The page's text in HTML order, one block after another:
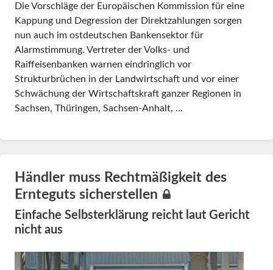
Die Vorschläge der Europäischen Kommission für eine
Kappung und Degression der Direktzahlungen sorgen
nun auch im ostdeutschen Bankensektor für
Alarmstimmung. Vertreter der Volks- und
Raiffeisenbanken warnen eindringlich vor
Strukturbrüchen in der Landwirtschaft und vor einer
Schwächung der Wirtschaftskraft ganzer Regionen in
Sachsen, Thüringen, Sachsen-Anhalt, …
Händler muss Rechtmäßigkeit des
Ernteguts sicherstellen
Einfache Selbsterklärung reicht laut Gericht
nicht aus